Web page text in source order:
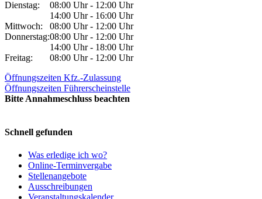
Dienstag:
08:00 Uhr - 12:00 Uhr
14:00 Uhr - 16:00 Uhr
Mittwoch:
08:00 Uhr - 12:00 Uhr
Donnerstag:08:00 Uhr - 12:00 Uhr
14:00 Uhr - 18:00 Uhr
Freitag:
08:00 Uhr - 12:00 Uhr
Öffnungszeiten Kfz.-Zulassung
Öffnungszeiten Führerscheinstelle
Bitte Annahmeschluss beachten
Schnell gefunden
Was erledige ich wo?
Online-Terminvergabe
Stellenangebote
Ausschreibungen
Veranstaltungskalender